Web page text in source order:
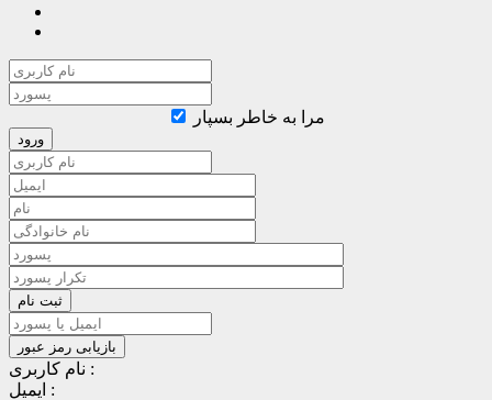
مرا به خاطر بسپار
نام کاربری :
ایمیل :